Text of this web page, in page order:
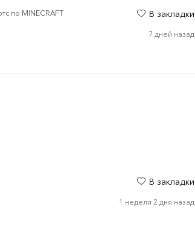
по MINECRAFT В закладки
7 дней назад
В закладки
1 неделя 2 дня назад